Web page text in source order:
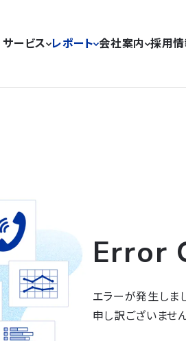
サービス レポート 会社案内 採用
Error
エラーが発生しま
申し訳ございませ